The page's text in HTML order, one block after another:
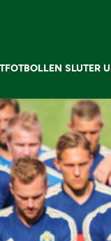
SLUTER